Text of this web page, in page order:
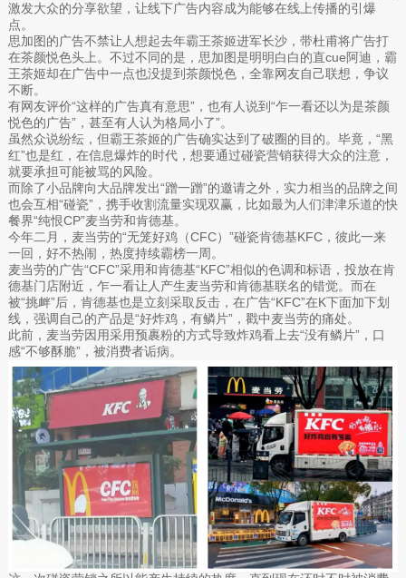
激发大众的分享欲望，让线下广告内容成为能够在线上传播的引爆
点。
思加图的广告不禁让人想起去年霸王茶姬进军长沙，带杜甫将广告打
在茶颜悦色头上。不过不同的是，思加图是明明白白的直cue阿迪，霸
王茶姬却在广告中一点也没提到茶颜悦色，全靠网友自己联想，争议
不断。
有网友评价“这样的广告真有意思”，也有人说到“乍一看还以为是茶颜
悦色的广告”，甚至有人认为格局小了”。
虽然众说纷纭，但霸王茶姬的广告确实达到了破圈的目的。毕竟，“黑
红”也是红，在信息爆炸的时代，想要通过碰瓷营销获得大众的注意，
就要承担可能被骂的风险。
而除了小品牌向大品牌发出“蹭一蹭”的邀请之外，实力相当的品牌之间
也会互相“碰瓷”，携手收割流量实现双赢，比如最为人们津津乐道的快
餐界“纯恨CP”麦当劳和肯德基。
今年二月，麦当劳的“无笼好鸡（CFC）”碰瓷肯德基KFC，彼此一来
一回，好不热闹，热度持续霸榜一周。
麦当劳的广告“CFC”采用和肯德基“KFC”相似的色调和标语，投放在肯
德基门店附近，乍一看让人产生麦当劳和肯德基联名的错觉。而在
被“挑衅”后，肯德基也是立刻采取反击，在广告“KFC”在K下面加下划
线，强调自己的产品是“好炸鸡，有鳞片”，戳中麦当劳的痛处。
此前，麦当劳因用采用预裹粉的方式导致炸鸡看上去“没有鳞片”，口
感“不够酥脆”，被消费者诟病。